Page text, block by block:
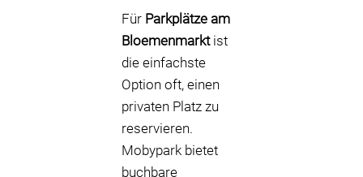
Für Parkplätze am
Bloemenmarktist
die einfachste
Option oft, einen
privaten Platz zu
reservieren.
Mobypark bietet
buchbare